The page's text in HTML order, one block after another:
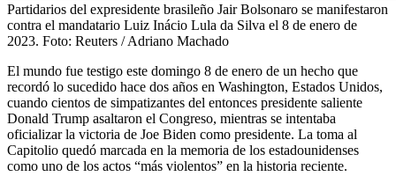
Partidarios del expresidente brasileño Jair Bolsonaro se manifestaron
contra el mandatario Luiz Inácio Lula da Silva el 8 de enero de
2023. Foto: Reuters / Adriano Machado
El mundo fue testigo este domingo 8 de enero de un hecho que
recordó lo sucedido hace dos años en Washington, Estados Unidos,
cuando cientos de simpatizantes del entonces presidente saliente
Donald Trump asaltaron el Congreso, mientras se intentaba
oficializar la victoria de Joe Biden como presidente. La toma al
Capitolio quedó marcada en la memoria de los estadounidenses
como uno de los actos “más violentos” en la historia reciente.